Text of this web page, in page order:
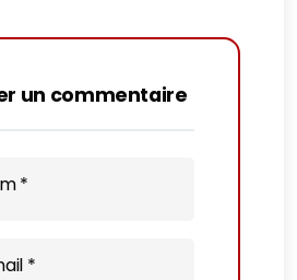
un commentaire
*
*